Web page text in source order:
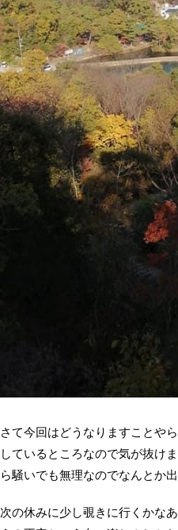
さて今回はどうなりますことや
しているところなので気が抜け
ら騒いでも無理なのでなんとか
次の休みに少し覗きに行くかな